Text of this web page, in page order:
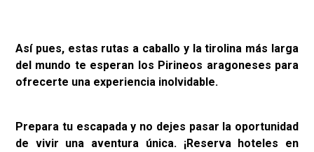
Así pues, estas rutas a caballo y la tirolina más larga
del mundo te esperan los Pirineos aragoneses para
ofrecerte una experiencia inolvidable.
Prepara tu escapada y no dejes pasar la oportunidad
de vivir una aventura única. ¡Reserva hoteles en